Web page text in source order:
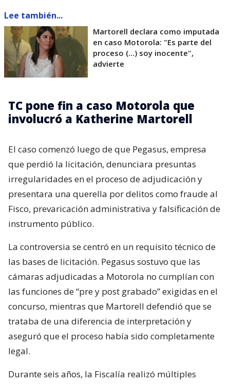
Lee también...
Martorell declara como imputada
en caso Motorola: "Es parte del
proceso (...) soy inocente",
advierte
TC pone fin a caso Motorola que
involucró a Katherine Martorell
El caso comenzó luego de que Pegasus, empresa
que perdió la licitación, denunciara presuntas
irregularidades en el proceso de adjudicación y
presentara una querella por delitos como fraude al
Fisco, prevaricación administrativa y falsificación de
instrumento público.
La controversia se centró en un requisito técnico de
las bases de licitación. Pegasus sostuvo que las
cámaras adjudicadas a Motorola no cumplían con
las funciones de “pre y post grabado” exigidas en el
concurso, mientras que Martorell defendió que se
trataba de una diferencia de interpretación y
aseguró que el proceso había sido completamente
legal.
Durante seis años, la Fiscalía realizó múltiples